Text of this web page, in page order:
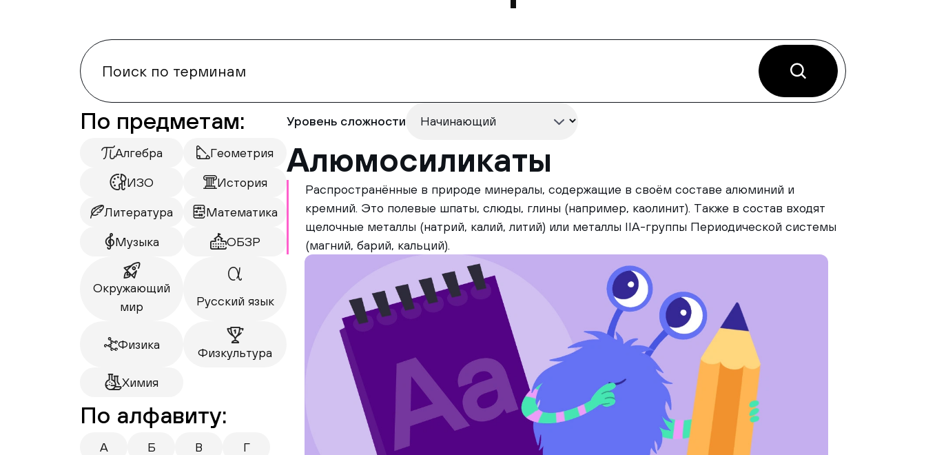
По предметам:
Алгебра Геометрия
ИЗО История
Литература Математика
Музыка ОБЗР
Окружающий
мир
Русский язык
Физика
Физкультура
Химия
По алфавиту:
А Б В Г
Уровень сложности
Алюмосиликаты
Распространённые в природе минералы, содержащие в своём составе алюминий и
кремний. Это полевые шпаты, слюды, глины (например, каолинит). Также в состав входят
щелочные металлы (натрий, калий, литий) или металлы IIА-группы Периодической системы
(магний, барий, кальций).